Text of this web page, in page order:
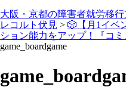
大阪・京都の障害者就労移
レコルト伏見 > 🎲【月1イベ
ション能力をアップ！『コ
game_boardgame